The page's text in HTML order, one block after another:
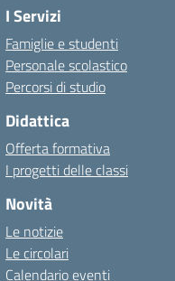
I Servizi
Famiglie e studenti
Personale scolastico
Percorsi di studio
Didattica
Offerta formativa
I progetti delle classi
Novità
Le notizie
Le circolari
Calendario eventi